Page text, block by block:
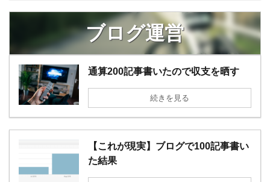
ブログ運営
通算200記事書いたので収支を晒す
続きを見る
【これが現実】ブログで100記事書い
た結果